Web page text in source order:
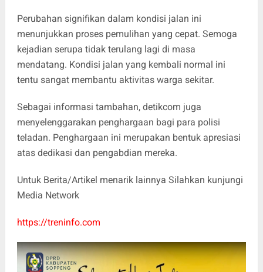
Perubahan signifikan dalam kondisi jalan ini
menunjukkan proses pemulihan yang cepat. Semoga
kejadian serupa tidak terulang lagi di masa
mendatang. Kondisi jalan yang kembali normal ini
tentu sangat membantu aktivitas warga sekitar.
Sebagai informasi tambahan, detikcom juga
menyelenggarakan penghargaan bagi para polisi
teladan. Penghargaan ini merupakan bentuk apresiasi
atas dedikasi dan pengabdian mereka.
Untuk Berita/Artikel menarik lainnya Silahkan kunjungi
Media Network
https://treninfo.com